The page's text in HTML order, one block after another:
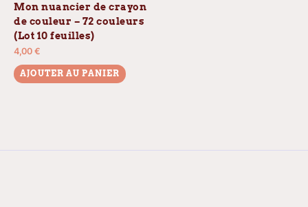
Mon nuancier de crayon
de couleur – 72 couleurs
(Lot 10 feuilles)
4,00 €
AJOUTER AU PANIER